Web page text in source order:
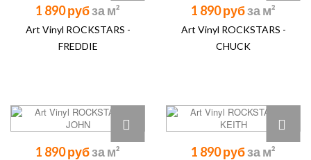
1 890 руб
Art Vinyl ROCKSTARS -
FREDDIE
1 890 руб
Art Vinyl ROCKSTARS -
CHUCK
1 890 руб 1 890 руб